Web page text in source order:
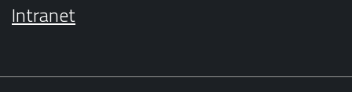
Intranet